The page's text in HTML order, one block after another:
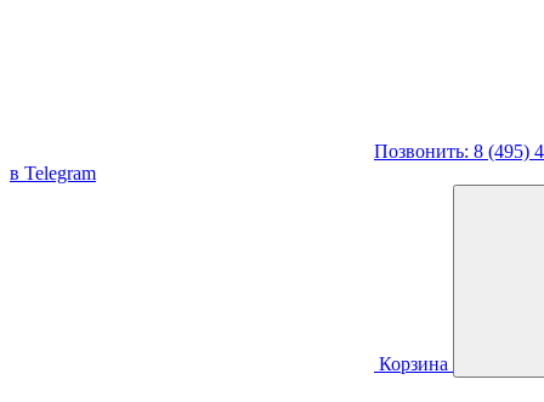
Позвонить: 8 (495)
в Telegram
Корзина